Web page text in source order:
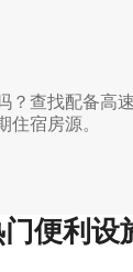
？查找配备高
宿房源。
便利设